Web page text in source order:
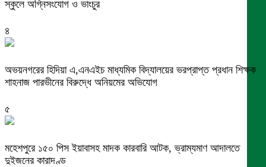
স্কুলে অগ্নিসংযোগ ও ভাংচুর
৪
অভয়নগরের হিদিয়া এ,এনএইচ মাধ্যমিক বিদ্যালয়ের ভরপ্রাপ্ত প্রধান শিক্ষক
শাহনাজ পারভীনের বিরুদ্ধে অনিয়মের অভিযোগ
৫
মহেশপুরে ১৫০ পিস ইয়াবাসহ মাদক কারবারি আটক, ভ্রাম্যমাণ আদালতে
দুইজনের কারাদণ্ড